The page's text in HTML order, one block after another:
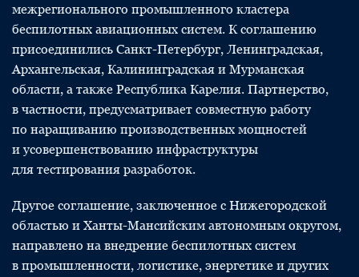
межрегионального промышленного кластера
беспилотных авиационных систем. К соглашению
присоединились Санкт-Петербург, Ленинградская,
Архангельская, Калининградская и Мурманская
области, а также Республика Карелия. Партнерство,
в частности, предусматривает совместную работу
по наращиванию производственных мощностей
и усовершенствованию инфраструктуры
для тестирования разработок.
Другое соглашение, заключенное с Нижегородской
областью и Ханты-Мансийским автономным округом,
направлено на внедрение беспилотных систем
в промышленности, логистике, энергетике и других